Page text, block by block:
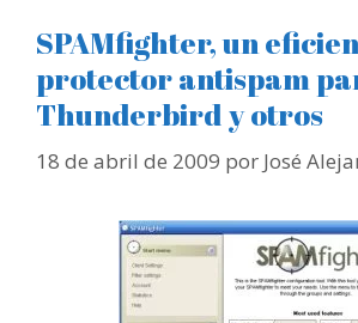
SPAMfighter, un
protector antispam
Thunderbird y otros
18 de abril de 2009 por José